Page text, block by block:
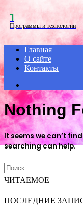
1
Программы и технологии
Главная
О сайте
Контакты
for
Nothing
It seems we can’t
searching can help.
Найти:
ЧИТАЕМОЕ
ПОСЛЕДНИЕ